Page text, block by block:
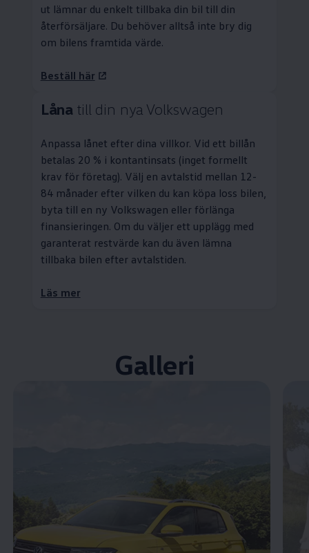
ut lämnar du enkelt tillbaka din bil till din
återförsäljare. Du behöver alltså inte bry dig
om bilens framtida värde.
Beställ här
Låna till din nya Volkswagen
Anpassa lånet efter dina villkor. Vid ett billån
betalas 20 % i kontantinsats (inget formellt
krav för företag). Välj en avtalstid mellan 12-
84 månader efter vilken du kan köpa loss bilen,
byta till en ny Volkswagen eller förlänga
finansieringen. Om du väljer ett upplägg med
garanterat restvärde kan du även lämna
tillbaka bilen efter avtalstiden.
Läs mer
Galleri